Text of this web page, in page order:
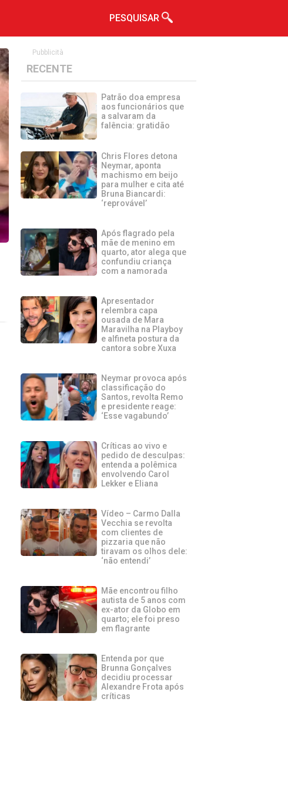
PESQUISAR
Pubblicità
RECENTE
Patrão doa empresa
aos funcionários que
a salvaram da
falência: gratidão
Chris Flores detona
Neymar, aponta
machismo em beijo
para mulher e cita até
Bruna Biancardi:
‘reprovável’
Após flagrado pela
mãe de menino em
quarto, ator alega que
confundiu criança
com a namorada
Apresentador
relembra capa
ousada de Mara
Maravilha na Playboy
e alfineta postura da
cantora sobre Xuxa
Neymar provoca após
classificação do
Santos, revolta Remo
e presidente reage:
‘Esse vagabundo’
Críticas ao vivo e
pedido de desculpas:
entenda a polêmica
envolvendo Carol
Lekker e Eliana
Vídeo – Carmo Dalla
Vecchia se revolta
com clientes de
pizzaria que não
tiravam os olhos dele:
‘não entendi’
Mãe encontrou filho
autista de 5 anos com
ex-ator da Globo em
quarto; ele foi preso
em flagrante
Entenda por que
Brunna Gonçalves
decidiu processar
Alexandre Frota após
críticas